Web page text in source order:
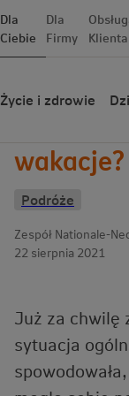
Dla
Ciebie
Dla
Firmy
Klienta
Życie i zdrowie
Wróć
wakacje?
Podróże
Zespół Nationale-
22 sierpnia 2021
Już za chwilę
sytuacja